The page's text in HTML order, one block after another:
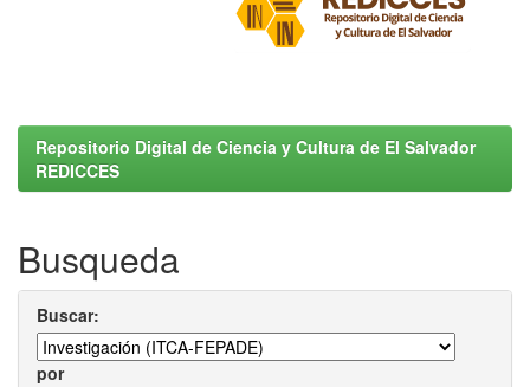
Repositorio Digital de Ciencia y Cultura de El Salvador
REDICCES
Busqueda
Buscar:
por